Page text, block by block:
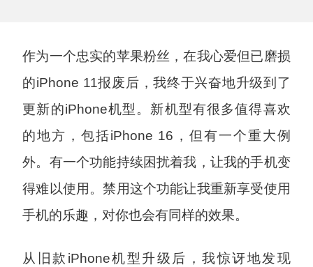
作为一个忠实的苹果粉丝，在我心爱但已磨损
的iPhone 11报废后，我终于兴奋地升级到了
更新的iPhone机型。新机型有很多值得喜欢
的地方，包括iPhone 16，但有一个重大例
外。有一个功能持续困扰着我，让我的手机变
得难以使用。禁用这个功能让我重新享受使用
手机的乐趣，对你也会有同样的效果。
从旧款iPhone机型升级后，我惊讶地发现